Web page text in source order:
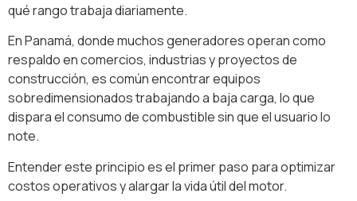
qué rango trabaja diariamente.
En Panamá, donde muchos generadores operan como
respaldo en comercios, industrias y proyectos de
construcción, es común encontrar equipos
sobredimensionados trabajando a baja carga, lo que
dispara el consumo de combustible sin que el usuario lo
note.
Entender este principio es el primer paso para optimizar
costos operativos y alargar la vida útil del motor.